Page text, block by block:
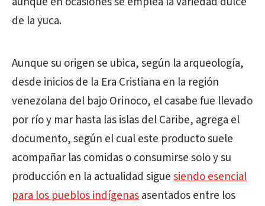
de la yuca.
Aunque su origen se ubica, según la arqueología,
desde inicios de la Era Cristiana en la región
venezolana del bajo Orinoco, el casabe fue llevado
por río y mar hasta las islas del Caribe, agrega el
documento, según el cual este producto suele
acompañar las comidas o consumirse solo y su
producción en la actualidad siguesiendo esencial
para los pueblos indígenasasentados entre los